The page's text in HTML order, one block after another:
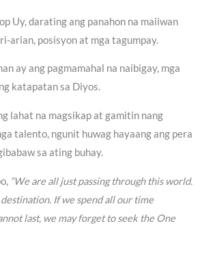
Uy, darating ang panahon na maiiwan
arian, posisyon at mga tagumpay.
ay ang pagmamahal na naibigay, mga
katapatan sa Diyos.
lahat na magsikap at gamitin nang
talento, ngunit huwag hayaang ang pera
sa ating buhay.
“We are all just passing through this world.
If we spend all our time
last, we may forget to seek the One